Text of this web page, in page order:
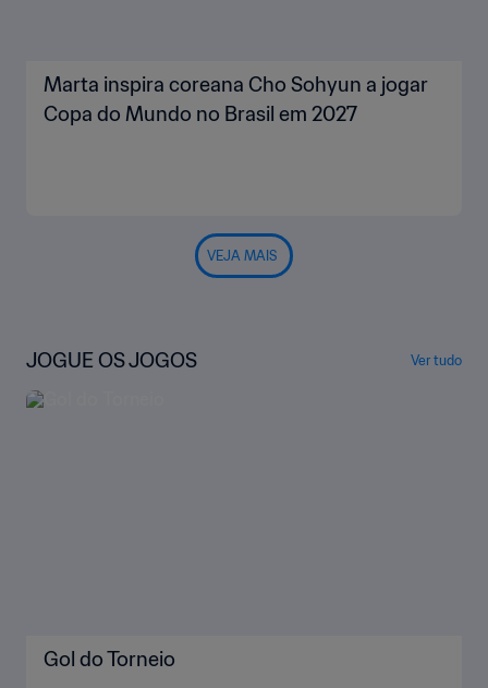
Marta inspira coreana Cho Sohyun a jogar
Copa do Mundo no Brasil em 2027
VEJA MAIS
JOGUE OS JOGOS Ver tudo
Gol do Torneio